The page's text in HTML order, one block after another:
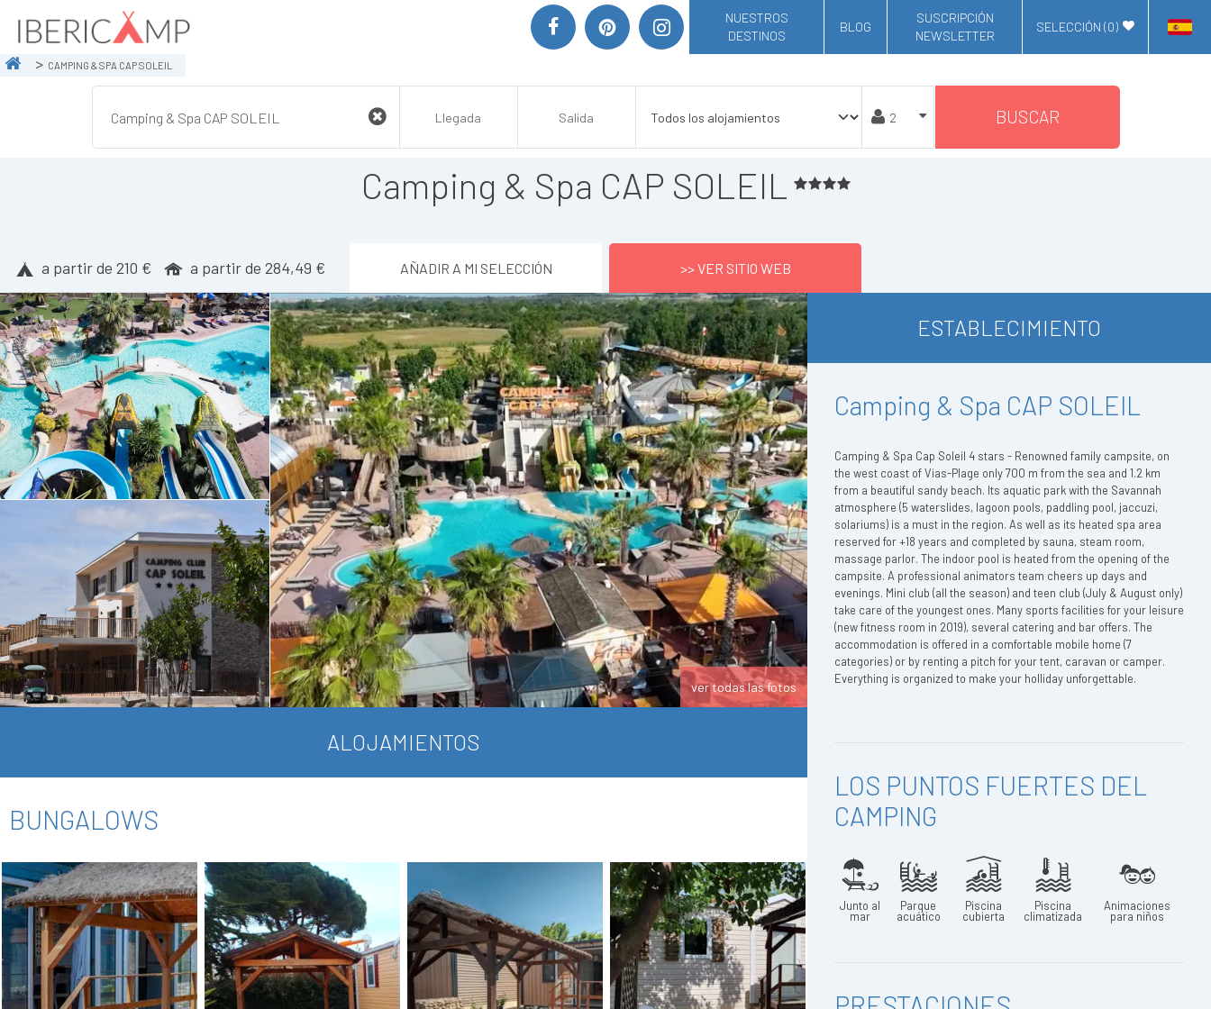
NUESTROS
DESTINOS
BLOG
SUSCRIPCIÓN
NEWSLETTER
SELECCIÓN (0)
CAMPING & SPA CAP SOLEIL
BUSCAR
Camping & Spa CAP SOLEIL
a partir de 210 € a partir de 284,49 € AÑADIR A MI SELECCIÓN >> VER SITIO WEB
ver todas las fotos
ALOJAMIENTOS
BUNGALOWS
ESTABLECIMIENTO
Camping & Spa CAP SOLEIL
Camping & Spa Cap Soleil 4 stars - Renowned family campsite, on
the west coast of Vias-Plage only 700 m from the sea and 1.2 km
from a beautiful sandy beach. Its aquatic park with the Savannah
atmosphere (5 waterslides, lagoon pools, paddling pool, jaccuzi,
solariums) is a must in the region. As well as its heated spa area
reserved for +18 years and completed by sauna, steam room,
massage parlor. The indoor pool is heated from the opening of the
campsite. A professional animators team cheers up days and
evenings. Mini club (all the season) and teen club (July & August only)
take care of the youngest ones. Many sports facilities for your leisure
(new fitness room in 2019), several catering and bar offers. The
accommodation is offered in a comfortable mobile home (7
categories) or by renting a pitch for your tent, caravan or camper.
Everything is organized to make your holliday unforgettable.
LOS PUNTOS FUERTES DEL
CAMPING
Junto al
mar
Parque
acuático
Piscina
cubierta
Piscina
climatizada
Animaciones
para niños